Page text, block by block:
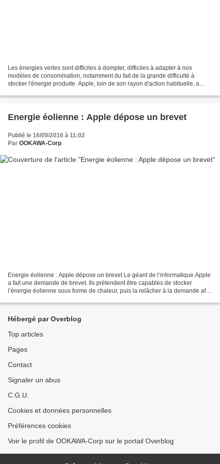
Les énergies vertes sont difficiles à dompter, difficiles à adapter à nos
modèles de consommation, notamment du fait de la grande difficulté à
stocker l'énergie produite. Apple, loin de son rayon d'action habituelle, a
Energie éolienne : Apple dépose un brevet
Publié le 16/09/2016 à 11:02
Par OOKAWA-Corp
Energie éolienne : Apple dépose un brevet Le géant de l’informatique Apple
a fait une demande de brevet. Ils prétendent être capables de stocker
l’énergie éolienne sous forme de chaleur, puis la relâcher à la demande afin
Hébergé par Overblog
Top articles
Pages
Contact
Signaler un abus
C.G.U.
Cookies et données personnelles
Préférences cookies
Voir le profil de OOKAWA-Corp sur le portail Overblog